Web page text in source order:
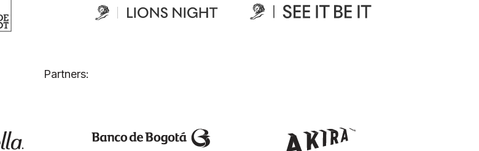
Partners: